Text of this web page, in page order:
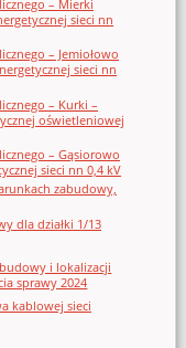
– Mierki
sieci nn
– Jemiołowo
sieci nn
– Kurki –
oświetleniowej
– Gąsiorowo
sieci nn 0,4 kV
zabudowy,
dla działki 1/13
i lokalizacji
sprawy 2024
kablowej sieci